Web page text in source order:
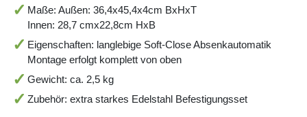
Maße: Außen: 36,4x45,4x4cm BxHxT
Innen: 28,7 cmx22,8cm HxB
Eigenschaften: langlebige Soft-Close Absenkautomatik
Montage erfolgt komplett von oben
Gewicht: ca. 2,5 kg
Zubehör: extra starkes Edelstahl Befestigungsset